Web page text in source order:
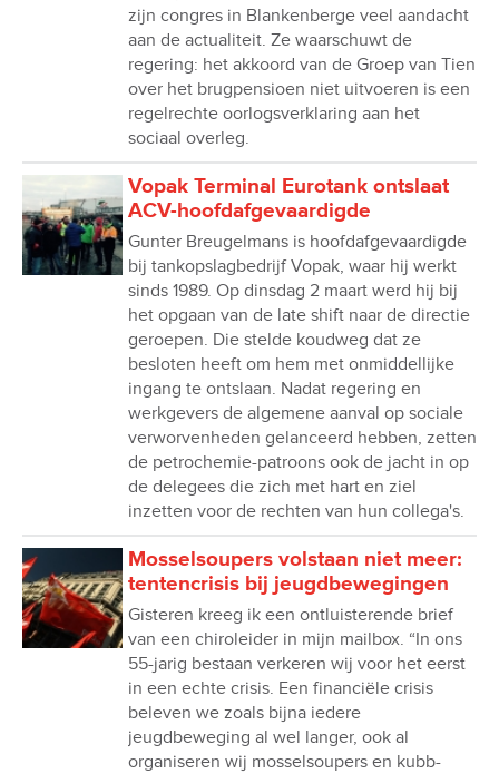
zijn congres in Blankenberge veel aandacht
aan de actualiteit. Ze waarschuwt de
regering: het akkoord van de Groep van Tien
over het brugpensioen niet uitvoeren is een
regelrechte oorlogsverklaring aan het
sociaal overleg.
Vopak Terminal Eurotank ontslaat
ACV-hoofdafgevaardigde
Gunter Breugelmans is hoofdafgevaardigde
bij tankopslagbedrijf Vopak, waar hij werkt
sinds 1989. Op dinsdag 2 maart werd hij bij
het opgaan van de late shift naar de directie
geroepen. Die stelde koudweg dat ze
besloten heeft om hem met onmiddellijke
ingang te ontslaan. Nadat regering en
werkgevers de algemene aanval op sociale
verworvenheden gelanceerd hebben, zetten
de petrochemie-patroons ook de jacht in op
de delegees die zich met hart en ziel
inzetten voor de rechten van hun collega's.
Mosselsoupers volstaan niet meer:
tentencrisis bij jeugdbewegingen
Gisteren kreeg ik een ontluisterende brief
van een chiroleider in mijn mailbox. “In ons
55-jarig bestaan verkeren wij voor het eerst
in een echte crisis. Een financiële crisis
beleven we zoals bijna iedere
jeugdbeweging al wel langer, ook al
organiseren wij mosselsoupers en kubb-